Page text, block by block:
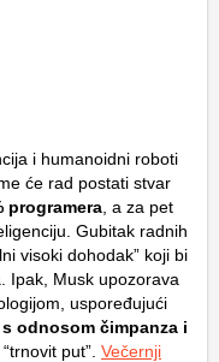
i humanoidni roboti
će rad postati stvar
programera , a za pet
Gubitak radnih
visoki dohodak” koji bi
Ipak, Musk upozorava
uspoređujući
odnosom čimpanza i
put”. Večernji